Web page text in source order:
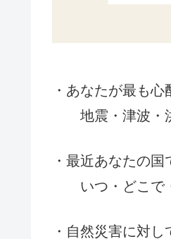
・あなたが最も
地震・津波・洪
・最近あなたの
いつ・どこで・
・自然災害に対